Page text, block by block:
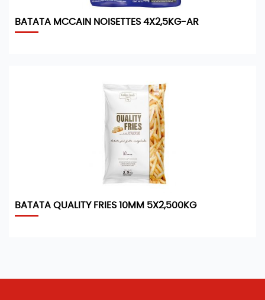
BATATA MCCAIN NOISETTES 4X2,5KG-AR
BATATA QUALITY FRIES 10MM 5X2,500KG